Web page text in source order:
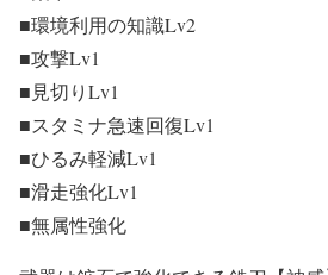
■環境利用の知識Lv2
■攻撃Lv1
■見切りLv1
■スタミナ急速回復Lv1
■ひるみ軽減Lv1
■滑走強化Lv1
■無属性強化